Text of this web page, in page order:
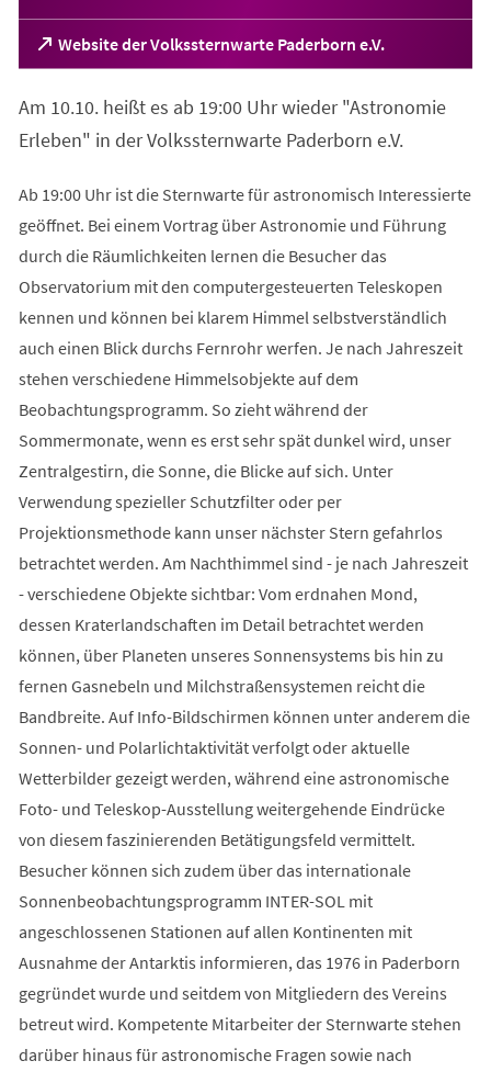
Website der Volkssternwarte Paderborn e.V.
(Öffnet
in
neuen
Tab)
Am 10.10. heißt es ab 19:00 Uhr wieder "Astronomie
Erleben" in der Volkssternwarte Paderborn e.V.
Ab 19:00 Uhr ist die Sternwarte für astronomisch Interessierte
geöffnet. Bei einem Vortrag über Astronomie und Führung
durch die Räumlichkeiten lernen die Besucher das
Observatorium mit den computergesteuerten Teleskopen
kennen und können bei klarem Himmel selbstverständlich
auch einen Blick durchs Fernrohr werfen. Je nach Jahreszeit
stehen verschiedene Himmelsobjekte auf dem
Beobachtungsprogramm. So zieht während der
Sommermonate, wenn es erst sehr spät dunkel wird, unser
Zentralgestirn, die Sonne, die Blicke auf sich. Unter
Verwendung spezieller Schutzfilter oder per
Projektionsmethode kann unser nächster Stern gefahrlos
betrachtet werden. Am Nachthimmel sind - je nach Jahreszeit
- verschiedene Objekte sichtbar: Vom erdnahen Mond,
dessen Kraterlandschaften im Detail betrachtet werden
können, über Planeten unseres Sonnensystems bis hin zu
fernen Gasnebeln und Milchstraßensystemen reicht die
Bandbreite. Auf Info-Bildschirmen können unter anderem die
Sonnen- und Polarlichtaktivität verfolgt oder aktuelle
Wetterbilder gezeigt werden, während eine astronomische
Foto- und Teleskop-Ausstellung weitergehende Eindrücke
von diesem faszinierenden Betätigungsfeld vermittelt.
Besucher können sich zudem über das internationale
Sonnenbeobachtungsprogramm INTER-SOL mit
angeschlossenen Stationen auf allen Kontinenten mit
Ausnahme der Antarktis informieren, das 1976 in Paderborn
gegründet wurde und seitdem von Mitgliedern des Vereins
betreut wird. Kompetente Mitarbeiter der Sternwarte stehen
darüber hinaus für astronomische Fragen sowie nach